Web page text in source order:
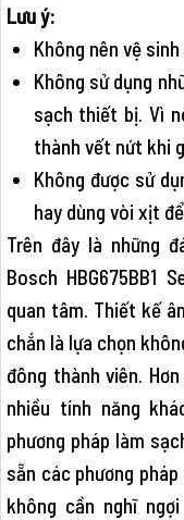
Lưu ý:
Không nên vệ
Không sử dụng
sạch thiết bị. Vì
thành vết nứt khi
Không được sử
hay dùng vòi xịt
Trên đây là những
Bosch HBG675BB1
quan tâm. Thiết kế
chắn là lựa chọn
đông thành viên.
nhiều tính năng
phương pháp làm
sẵn các phương
không cần nghĩ ngợi